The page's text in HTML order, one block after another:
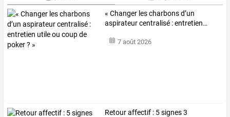
« Changer lescharbonsd’un
aspirateurcentralisé :entretien…
7 août 2026
Retour affectif : 5 signes 3